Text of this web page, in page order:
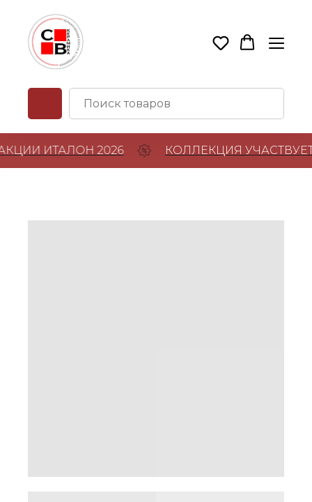
ИТАЛОН 2026 КОЛЛЕКЦИЯ